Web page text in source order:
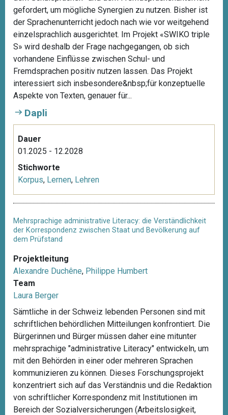
gefordert, um mögliche Synergien zu nutzen. Bisher ist
der Sprachenunterricht jedoch nach wie vor weitgehend
einzelsprachlich ausgerichtet. Im Projekt «SWIKO triple
S» wird deshalb der Frage nachgegangen, ob sich
vorhandene Einflüsse zwischen Schul- und
Fremdsprachen positiv nutzen lassen. Das Projekt
interessiert sich insbesondere&nbsp;für konzeptuelle
Aspekte von Texten, genauer für...
Dapli
Dauer
01.2025 - 12.2028
Stichworte
Korpus, Lernen, Lehren
Mehrsprachige administrative Literacy: die Verständlichkeit
der Korrespondenz zwischen Staat und Bevölkerung auf
dem Prüfstand
Projektleitung
Alexandre Duchêne, Philippe Humbert
Team
Laura Berger
Sämtliche in der Schweiz lebenden Personen sind mit
schriftlichen behördlichen Mitteilungen konfrontiert. Die
Bürgerinnen und Bürger müssen daher eine mitunter
mehrsprachige "administrative Literacy" entwickeln, um
mit den Behörden in einer oder mehreren Sprachen
kommunizieren zu können. Dieses Forschungsprojekt
konzentriert sich auf das Verständnis und die Redaktion
von schriftlicher Korrespondenz mit Institutionen im
Bereich der Sozialversicherungen (Arbeitslosigkeit,